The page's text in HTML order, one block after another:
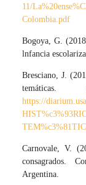
11/
Colombia.pdf
Bogoya, G.
lnfancia
Bresciano, J.
https://
Carnovale, V.
consagrados.
Argentina.